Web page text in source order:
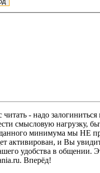
- надо
смысловую нагрузку,
минимума мы НЕ
активирован, и Вы
удобства в
Вперёд!